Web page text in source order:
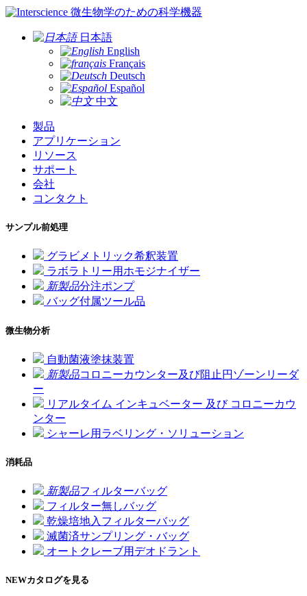
微生物学のための科学機器
日本語
English
Français
Deutsch
Español
中文
製品
アプリケーション
リソース
サポート
会社
コンタクト
サンプル前処理
グラビメトリック希釈装置
ラボラトリー用ホモジナイザー
新製品分注ポンプ
バッグ付属ツール品
微生物分析
自動菌液塗抹装置
新製品コロニーカウンター及び阻止円ゾーンリーダ
ー
リアルタイム インキュベーター 及び コロニーカウ
ンター
シャーレ用ラベリング・ソリューション
消耗品
新製品フィルターバッグ
フィルター無しバッグ
乾燥培地入フィルターバッグ
滅菌済サンプリング・バッグ
オートクレーブ用デオドラント
NEWカタログを見る